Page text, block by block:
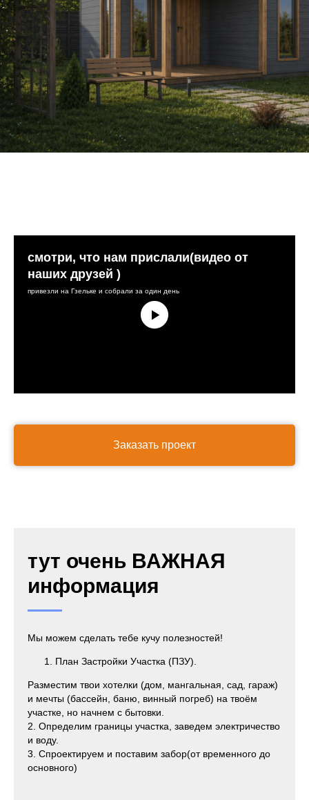
смотри, что нам прислали(видео от
наших друзей )
привезли на Гзельке и собрали за один день
Заказать проект
тут очень ВАЖНАЯ
информация
Мы можем сделать тебе кучу полезностей!
План Застройки Участка (ПЗУ).
Разместим твои хотелки (дом, мангальная, сад, гараж)
и мечты (бассейн, баню, винный погреб) на твоём
участке, но начнем с бытовки.
2. Определим границы участка, заведем электричество
и воду.
3. Спроектируем и поставим забор(от временного до
основного)